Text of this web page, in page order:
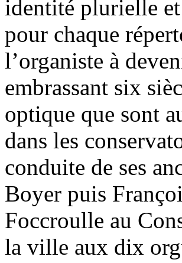
identité plurielle
pour chaque
l’organiste à
embrassant six
optique que sont
dans les
conduite de ses
Boyer puis
Foccroulle au
la ville aux dix